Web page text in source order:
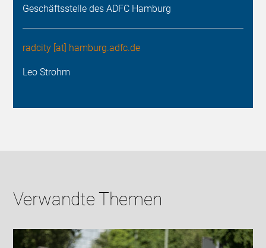
Geschäftsstelle des ADFC Hamburg
radcity [at] hamburg.adfc.de
Leo Strohm
Verwandte Themen